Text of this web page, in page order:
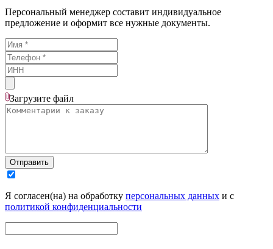
Персональный менеджер составит индивидуальное
предложение и оформит все нужные документы.
Загрузите файл
Отправить
Я согласен(на) на обработку персональных данных и с
политикой конфиденциальности